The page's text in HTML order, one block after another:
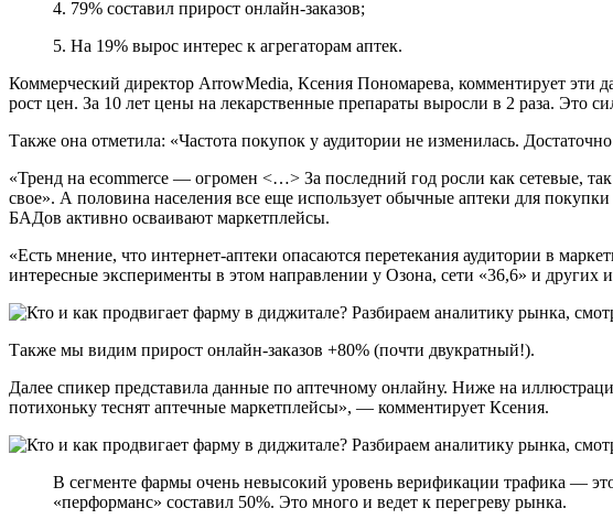
4. 79% составил прирост онлайн-заказов;
5. На 19% вырос интерес к агрегаторам аптек.
Коммерческий директор ArrowMedia, Ксения Пономарева, комментирует эти
рост цен. За 10 лет цены на лекарственные препараты выросли в 2 раза.
Также она отметила: «Частота покупок у аудитории не изменилась.
«Тренд на ecommerce — огромен <…> За последний год росли как сетевые,
свое». А половина населения все еще использует обычные аптеки для
БАДов активно осваивают маркетплейсы.
«Есть мнение, что интернет-аптеки опасаются перетекания аудитории в
интересные эксперименты в этом направлении у Озона, сети «36,6» и
Также мы видим прирост онлайн-заказов +80% (почти двукратный!).
Далее спикер представила данные по аптечному онлайну. Ниже на
потихоньку теснят аптечные маркетплейсы», — комментирует Ксения.
В сегменте фармы очень невысокий уровень верификации трафика —
«перформанс» составил 50%. Это много и ведет к перегреву рынка.